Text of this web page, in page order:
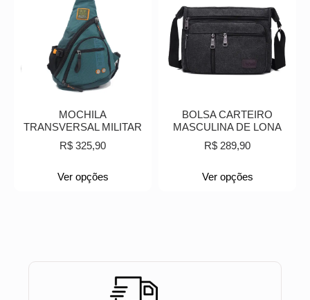
MOCHILA
TRANSVERSAL MILITAR
R$ 325,90
Ver opções
BOLSA CARTEIRO
MASCULINA DE LONA
R$ 289,90
Ver opções